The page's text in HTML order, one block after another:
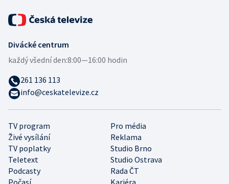
TV program
Pro média
Živé vysílání
Reklama
TV poplatky
Studio Brno
Teletext
Studio Ostrava
Podcasty
Rada ČT
Divácké centrum
každý všední den:8:00—16:00 hodin
261 136 113
info@ceskatelevize.cz